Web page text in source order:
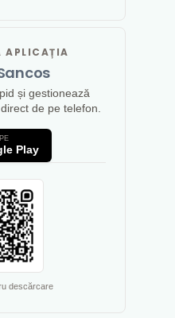
APLICAȚIA
și gestionează
de pe telefon.
Play
descărcare